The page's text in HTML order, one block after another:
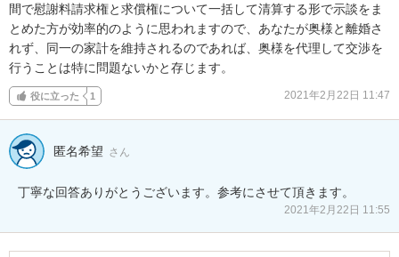
間で慰謝料請求権と求償権について一括して清算する形で示談をま
とめた方が効率的のように思われますので、あなたが奥様と離婚さ
れず、同一の家計を維持されるのであれば、奥様を代理して交渉を
行うことは特に問題ないかと存じます。
役に立った 1 2021年2月22日 11:47
匿名希望 さん
丁寧な回答ありがとうございます。参考にさせて頂きます。
2021年2月22日 11:55